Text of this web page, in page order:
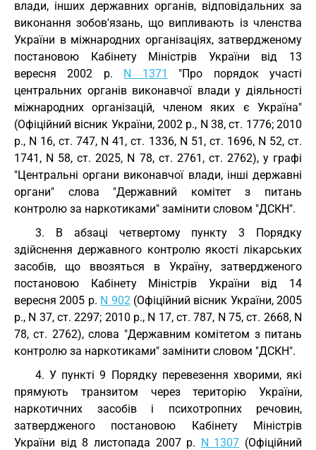
влади, інших державних органів, відповідальних за
виконання зобов'язань, що випливають із членства
України в міжнародних організаціях, затвердженому
постановою Кабінету Міністрів України від 13
вересня 2002 р. N 1371
"Про порядок участі
центральних органів виконавчої влади у діяльності
міжнародних організацій, членом яких є Україна"
(Офіційний вісник України, 2002 р., N 38, ст. 1776; 2010
р., N 16, ст. 747, N 41, ст. 1336, N 51, ст. 1696, N 52, ст.
1741, N 58, ст. 2025, N 78, ст. 2761, ст. 2762), у графі
"Центральні органи виконавчої влади, інші державні
органи" слова "Державний комітет з питань
контролю за наркотиками" замінити словом "ДСКН".
3. В абзаці четвертому пункту 3 Порядку
здійснення державного контролю якості лікарських
засобів, що ввозяться в Україну, затвердженого
постановою Кабінету Міністрів України від 14
вересня 2005 р. N 902(Офіційний вісник України, 2005
р., N 37, ст. 2297; 2010 р., N 17, ст. 787, N 75, ст. 2668, N
78, ст. 2762), слова "Державним комітетом з питань
контролю за наркотиками" замінити словом "ДСКН".
4. У пункті 9 Порядку перевезення хворими, які
прямують транзитом через територію України,
наркотичних засобів і психотропних речовин,
затвердженого постановою Кабінету Міністрів
України від 8 листопада 2007 р. N 1307 (Офіційний